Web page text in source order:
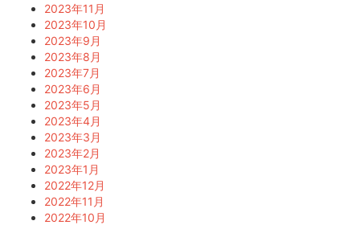
2023年11月
2023年10月
2023年9月
2023年8月
2023年7月
2023年6月
2023年5月
2023年4月
2023年3月
2023年2月
2023年1月
2022年12月
2022年11月
2022年10月